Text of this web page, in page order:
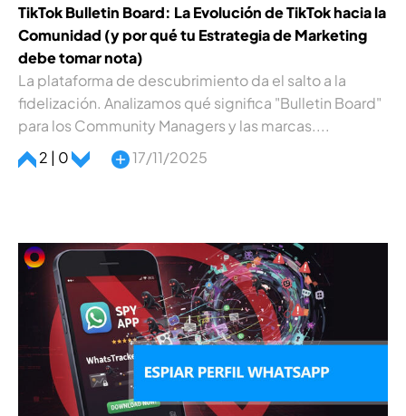
TikTok Bulletin Board: La Evolución de TikTok hacia la
Comunidad (y por qué tu Estrategia de Marketing
debe tomar nota)
La plataforma de descubrimiento da el salto a la
fidelización. Analizamos qué significa "Bulletin Board"
para los Community Managers y las marcas....
2 | 0
17/11/2025